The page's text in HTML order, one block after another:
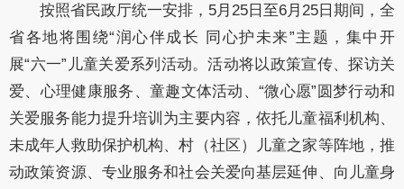
按照省民政厅统一安排，5月25日至6月25日期间，全
省各地将围绕“润心伴成长 同心护未来”主题，集中开
展“六一”儿童关爱系列活动。活动将以政策宣传、探访关
爱、心理健康服务、童趣文体活动、“微心愿”圆梦行动和
关爱服务能力提升培训为主要内容，依托儿童福利机构、
未成年人救助保护机构、村（社区）儿童之家等阵地，推
动政策资源、专业服务和社会关爱向基层延伸、向儿童身